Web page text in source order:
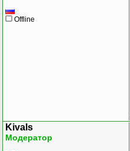
Offline
Kivals
Модератор